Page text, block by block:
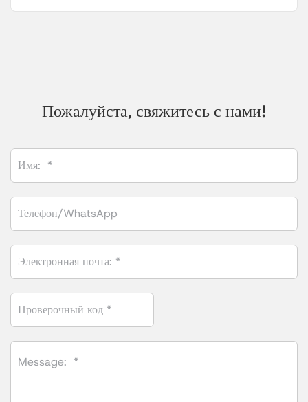
Пожалуйста, свяжитесь с нами!